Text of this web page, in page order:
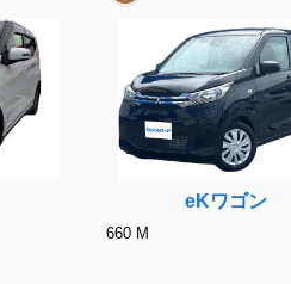
eKワゴン
660 M